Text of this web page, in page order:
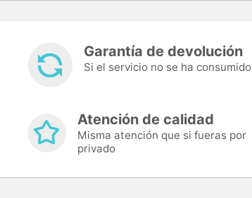
Garantía de devolución
Si el servicio no se ha consumido
Atención de calidad
Misma atención que si fueras por
privado